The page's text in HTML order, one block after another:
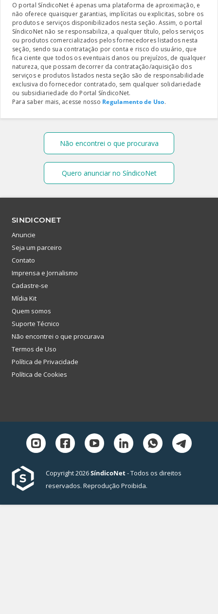
O portal SíndicoNet é apenas uma plataforma de aproximação, e
não oferece quaisquer garantias, implícitas ou explicitas, sobre os
produtos e serviços disponibilizados nesta seção. Assim, o portal
SíndicoNet não se responsabiliza, a qualquer título, pelos serviços
ou produtos comercializados pelos fornecedores listados nesta
seção, sendo sua contratação por conta e risco do usuário, que
fica ciente que todos os eventuais danos ou prejuízos, de qualquer
natureza, que possam decorrer da contratação/aquisição dos
serviços e produtos listados nesta seção são de responsabilidade
exclusiva do fornecedor contratado, sem qualquer solidariedade
ou subsidiariedade do Portal SíndicoNet.
Para saber mais, acesse nosso Regulamento de Uso.
Não encontrei o que procurava
Quero anunciar no SíndicoNet
SINDICONET
Anuncie
Seja um parceiro
Contato
Imprensa e Jornalismo
Cadastre-se
Mídia Kit
Quem somos
Suporte Técnico
Não encontrei o que procurava
Termos de Uso
Política de Privacidade
Política de Cookies
Copyright 2026SíndicoNet- Todos os direitos
reservados. Reprodução Proibida.